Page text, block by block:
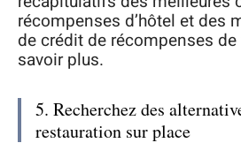
récompenses d’hôtel et des
de crédit de récompenses
savoir plus.
5. Recherchez des
restauration sur place